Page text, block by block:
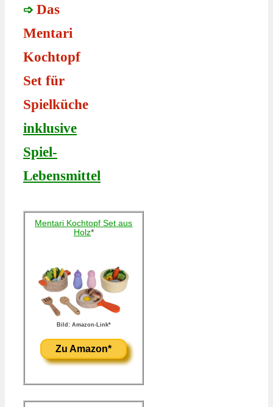
➩ Das
Mentari
Kochtopf
Set für
Spielküche
inklusive
Spiel-
Lebensmittel
Mentari Kochtopf Set aus
Holz*
Bild: Amazon-Link*
Zu Amazon*